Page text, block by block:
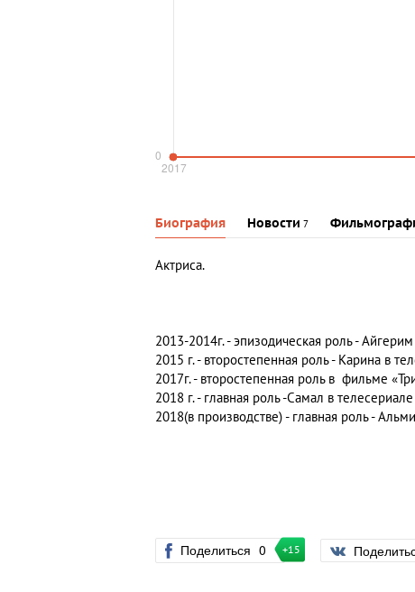
Биография Новости 7
Актриса.
2013-2014г. - эпизодическая роль -
2015 г. - второстепенная роль - Карина в
2017г. - второстепенная роль в фильме
2018 г. - главная роль -Самал в
2018(в производстве) - главная роль -
Поделиться 0 +15